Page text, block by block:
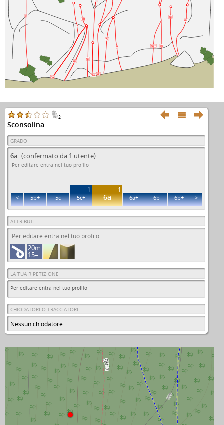
?
?
6a
6b
6a
6b
6b+ 6c
7a
? 6c+ 6c
5b
6a
  
2
Sconsolina
GRADO
6a (confermato da 1 utente)
Per editare entra nel tuo profilo
1 1
< 5b+ 5c 5c+ 6a 6a+ 6b 6b+ >
ATTRIBUTI
Per editare entra nel tuo profilo
20m
15–
LA TUA RIPETIZIONE
Per editare entra nel tuo profilo
CHIODATORI O TRACCIATORI
Nessun chiodatore